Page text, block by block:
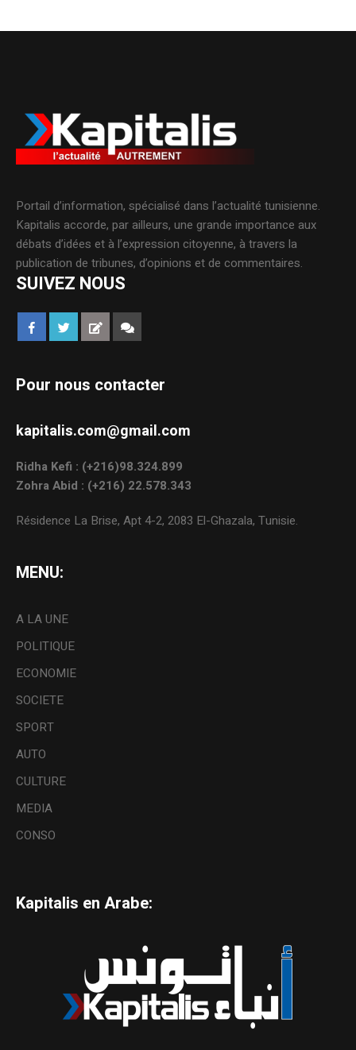
Portail d’information, spécialisé dans l’actualité tunisienne.
Kapitalis accorde, par ailleurs, une grande importance aux
débats d’idées et à l’expression citoyenne, à travers la
publication de tribunes, d’opinions et de commentaires.
SUIVEZ NOUS
Pour nous contacter
kapitalis.com@gmail.com
Ridha Kefi : (+216)98.324.899
Zohra Abid : (+216) 22.578.343
Résidence La Brise, Apt 4-2, 2083 El-Ghazala, Tunisie.
MENU:
A LA UNE
POLITIQUE
ECONOMIE
SOCIETE
SPORT
AUTO
CULTURE
MEDIA
CONSO
Kapitalis en Arabe: